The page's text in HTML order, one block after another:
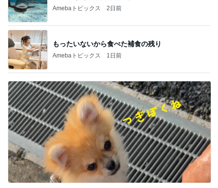
Amebaトピックス 2日前
もったいないから食べた補食の残り
Amebaトピックス 1日前